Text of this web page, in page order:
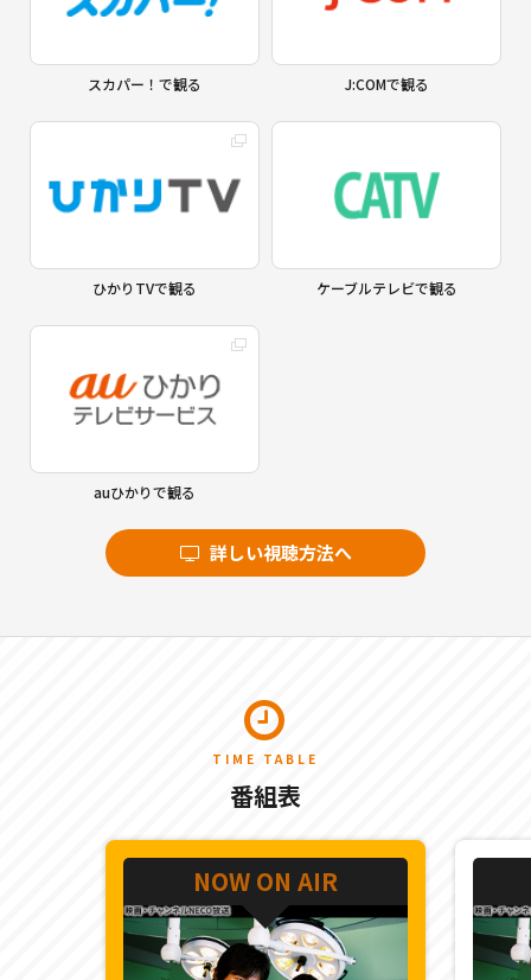
スカパー！で観る J:COMで観る
ひかりTVで観る ケーブルテレビで観る
auひかりで観る
詳しい視聴方法へ
TIME TABLE
番組表
NOW ON AIR